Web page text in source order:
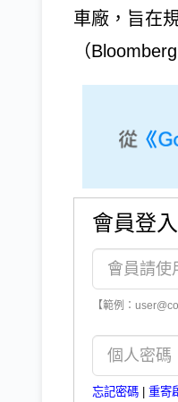
車廠，旨在
（
會員登入
【範例：
忘記密碼 重寄